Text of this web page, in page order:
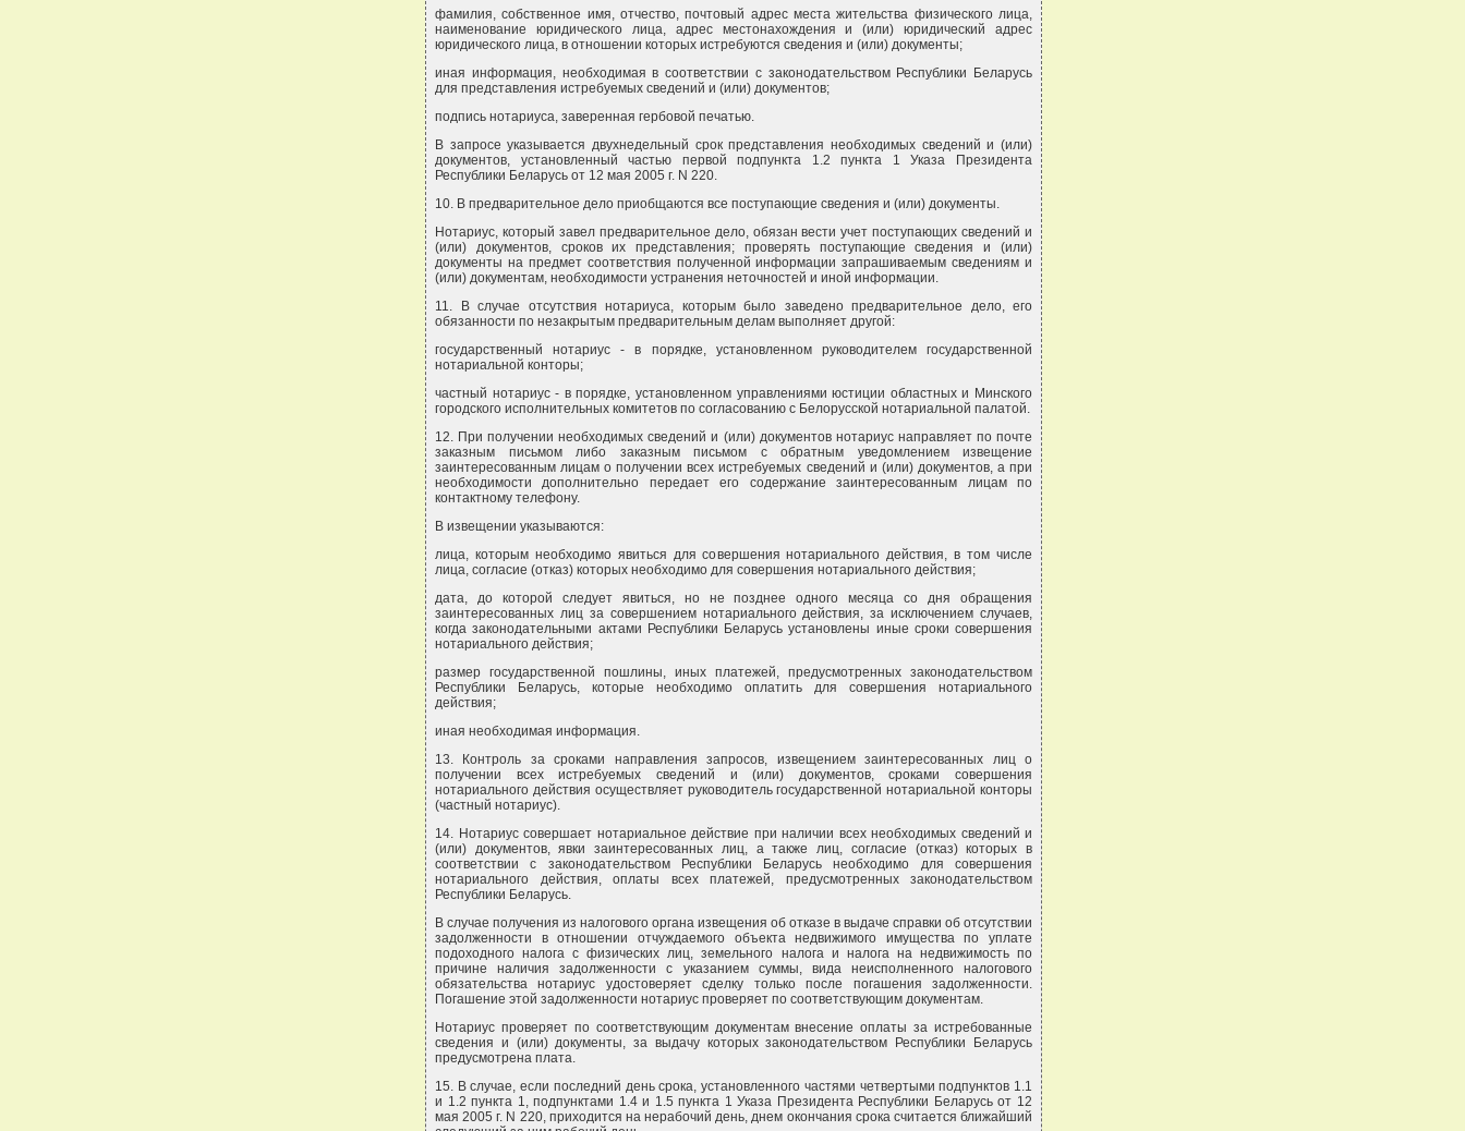
фамилия, собственное имя, отчество, почтовый адрес места жительства физического лица,
наименование юридического лица, адрес местонахождения и (или) юридический адрес
юридического лица, в отношении которых истребуются сведения и (или) документы;
иная информация, необходимая в соответствии с законодательством Республики Беларусь
для представления истребуемых сведений и (или) документов;
подпись нотариуса, заверенная гербовой печатью.
В запросе указывается двухнедельный срок представления необходимых сведений и (или)
документов, установленный частью первой подпункта 1.2 пункта 1 Указа Президента
Республики Беларусь от 12 мая 2005 г. N 220.
10. В предварительное дело приобщаются все поступающие сведения и (или) документы.
Нотариус, который завел предварительное дело, обязан вести учет поступающих сведений и
(или) документов, сроков их представления; проверять поступающие сведения и (или)
документы на предмет соответствия полученной информации запрашиваемым сведениям и
(или) документам, необходимости устранения неточностей и иной информации.
11. В случае отсутствия нотариуса, которым было заведено предварительное дело, его
обязанности по незакрытым предварительным делам выполняет другой:
государственный нотариус - в порядке, установленном руководителем государственной
нотариальной конторы;
частный нотариус - в порядке, установленном управлениями юстиции областных и Минского
городского исполнительных комитетов по согласованию с Белорусской нотариальной палатой.
12. При получении необходимых сведений и (или) документов нотариус направляет по почте
заказным письмом либо заказным письмом с обратным уведомлением извещение
заинтересованным лицам о получении всех истребуемых сведений и (или) документов, а при
необходимости дополнительно передает его содержание заинтересованным лицам по
контактному телефону.
В извещении указываются:
лица, которым необходимо явиться для совершения нотариального действия, в том числе
лица, согласие (отказ) которых необходимо для совершения нотариального действия;
дата, до которой следует явиться, но не позднее одного месяца со дня обращения
заинтересованных лиц за совершением нотариального действия, за исключением случаев,
когда законодательными актами Республики Беларусь установлены иные сроки совершения
нотариального действия;
размер государственной пошлины, иных платежей, предусмотренных законодательством
Республики Беларусь, которые необходимо оплатить для совершения нотариального
действия;
иная необходимая информация.
13. Контроль за сроками направления запросов, извещением заинтересованных лиц о
получении всех истребуемых сведений и (или) документов, сроками совершения
нотариального действия осуществляет руководитель государственной нотариальной конторы
(частный нотариус).
14. Нотариус совершает нотариальное действие при наличии всех необходимых сведений и
(или) документов, явки заинтересованных лиц, а также лиц, согласие (отказ) которых в
соответствии с законодательством Республики Беларусь необходимо для совершения
нотариального действия, оплаты всех платежей, предусмотренных законодательством
Республики Беларусь.
В случае получения из налогового органа извещения об отказе в выдаче справки об отсутствии
задолженности в отношении отчуждаемого объекта недвижимого имущества по уплате
подоходного налога с физических лиц, земельного налога и налога на недвижимость по
причине наличия задолженности с указанием суммы, вида неисполненного налогового
обязательства нотариус удостоверяет сделку только после погашения задолженности.
Погашение этой задолженности нотариус проверяет по соответствующим документам.
Нотариус проверяет по соответствующим документам внесение оплаты за истребованные
сведения и (или) документы, за выдачу которых законодательством Республики Беларусь
предусмотрена плата.
15. В случае, если последний день срока, установленного частями четвертыми подпунктов 1.1
и 1.2 пункта 1, подпунктами 1.4 и 1.5 пункта 1 Указа Президента Республики Беларусь от 12
мая 2005 г. N 220, приходится на нерабочий день, днем окончания срока считается ближайший